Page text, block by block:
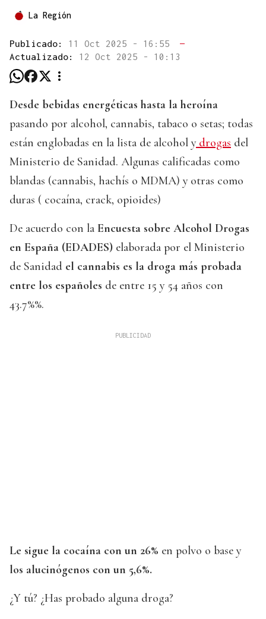
La Región
Publicado: 11 Oct 2025 - 16:55
—
Actualizado: 12 Oct 2025 - 10:13
Desde bebidas energéticas hasta la heroína
pasando por alcohol, cannabis, tabaco o setas; todas
están englobadas en la lista de alcohol ydrogas del
Ministerio de Sanidad. Algunas calificadas como
blandas (cannabis, hachís o MDMA) y otras como
duras ( cocaína, crack, opioides)
De acuerdo con la Encuesta sobre Alcohol Drogas
en España (EDADES) elaborada por el Ministerio
de Sanidad el cannabis es la droga más probada
entre los españoles de entre 15 y 54 años con
43.7%%.
Le sigue la cocaína con un 26% en polvo o base y
los alucinógenos con un 5,6%.
¿Y tú? ¿Has probado alguna droga?